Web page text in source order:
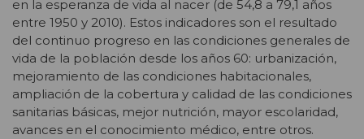
en la esperanza de vida al nacer (de 54,8 a 79,1 años
entre 1950 y 2010). Estos indicadores son el resultado
del continuo progreso en las condiciones generales de
vida de la población desde los años 60: urbanización,
mejoramiento de las condiciones habitacionales,
ampliación de la cobertura y calidad de las condiciones
sanitarias básicas, mejor nutrición, mayor escolaridad,
avances en el conocimiento médico, entre otros.